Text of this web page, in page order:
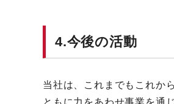
4.今後の活動
当社は、これまでもこれか
ともに力をあわせ事業を通